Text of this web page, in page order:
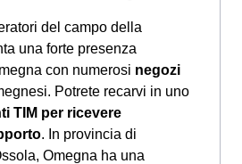
del campo della
una forte presenza
con numerosi negozi
Potrete recarvi in uno
TIM per ricevere
. In provincia di
Omegna ha una